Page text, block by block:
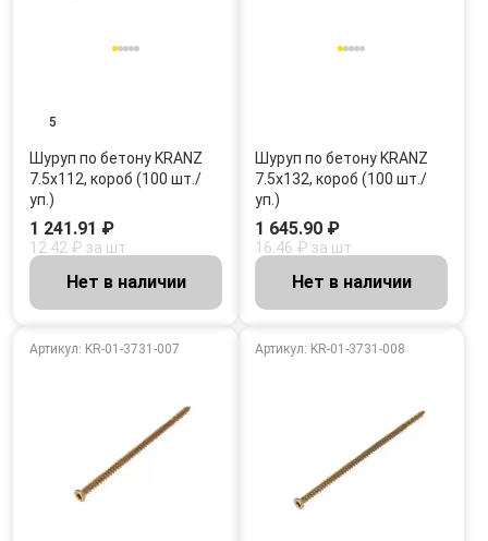
5
Шуруп по бетону KRANZ
7.5х112, короб (100 шт./
уп.)
1 241.91 ₽
12.42 ₽ за шт
Нет в наличии
Шуруп по бетону KRANZ
7.5х132, короб (100 шт./
уп.)
1 645.90 ₽
16.46 ₽ за шт
Нет в наличии
Артикул: KR-01-3731-007 Артикул: KR-01-3731-008